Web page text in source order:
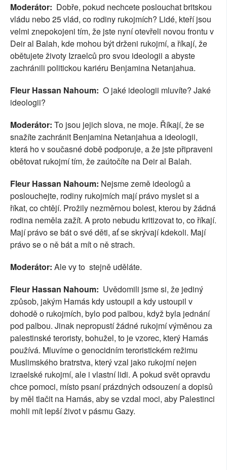
Moderátor: Dobře, pokud nechcete poslouchat britskou
vládu nebo 25 vlád, co rodiny rukojmích? Lidé, kteří jsou
velmi znepokojeni tím, že jste nyní otevřeli novou frontu v
Deir al Balah, kde mohou být drženi rukojmí, a říkají, že
obětujete životy Izraelců pro svou ideologii a abyste
zachránili politickou kariéru Benjamina Netanjahua.
Fleur Hassan Nahoum: O jaké ideologii mluvíte? Jaké
ideologii?
Moderátor: To jsou jejich slova, ne moje. Říkají, že se
snažíte zachránit Benjamina Netanjahua a ideologii,
která ho v současné době podporuje, a že jste připraveni
obětovat rukojmí tím, že zaútočíte na Deir al Balah.
Fleur Hassan Nahoum: Nejsme země ideologů a
poslouchejte, rodiny rukojmích mají právo myslet si a
říkat, co chtějí. Prožily nezměrnou bolest, kterou by žádná
rodina neměla zažít. A proto nebudu kritizovat to, co říkají.
Mají právo se bát o své děti, ať se skrývají kdekoli. Mají
právo se o ně bát a mít o ně strach.
Moderátor: Ale vy to stejně uděláte.
Fleur Hassan Nahoum: Uvědomili jsme si, že jediný
způsob, jakým Hamás kdy ustoupil a kdy ustoupil v
dohodě o rukojmích, bylo pod palbou, když byla jednání
pod palbou. Jinak nepropustí žádné rukojmí výměnou za
palestinské teroristy, bohužel, to je vzorec, který Hamás
používá. Mluvíme o genocidním teroristickém režimu
Muslimského bratrstva, který vzal jako rukojmí nejen
izraelské rukojmí, ale i vlastní lidi. A pokud svět opravdu
chce pomoci, místo psaní prázdných odsouzení a dopisů
by měl tlačit na Hamás, aby se vzdal moci, aby Palestinci
mohli mít lepší život v pásmu Gazy.